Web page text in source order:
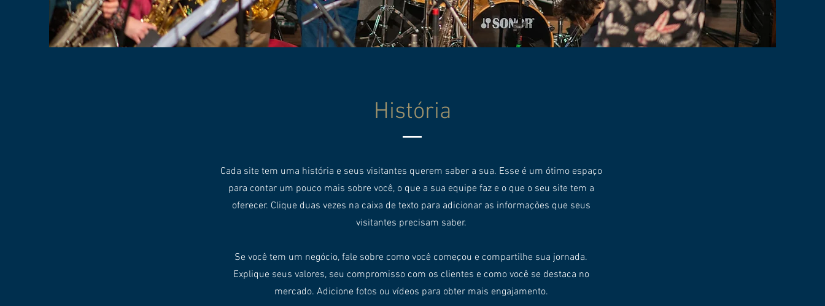
História
​Cada site tem uma história e seus visitantes querem saber a sua. Esse é um ótimo espaço
para contar um pouco mais sobre você, o que a sua equipe faz e o que o seu site tem a
oferecer. Clique duas vezes na caixa de texto para adicionar as informações que seus
visitantes precisam saber.
Se você tem um negócio, fale sobre como você começou e compartilhe sua jornada.
Explique seus valores, seu compromisso com os clientes e como você se destaca no
mercado. Adicione fotos ou vídeos para obter mais engajamento.